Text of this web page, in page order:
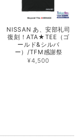
NISSAN あ、安部礼司
復刻！ATA★TEE（ゴ
ールド&シルバ
ー）/TFM感謝祭
¥4,500